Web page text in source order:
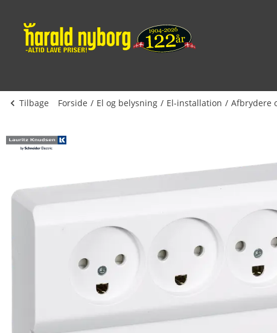
Tilbage Forside El og belysning El-installation